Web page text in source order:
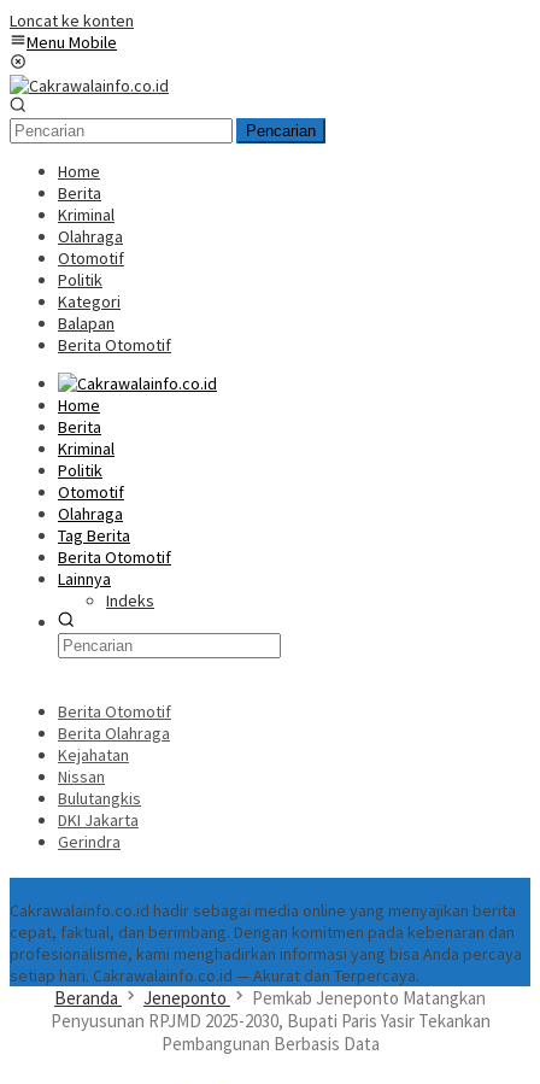
Loncat ke konten
Menu Mobile
Pencarian
Home
Berita
Kriminal
Olahraga
Otomotif
Politik
Kategori
Balapan
Berita Otomotif
Home
Berita
Kriminal
Politik
Otomotif
Olahraga
Tag Berita
Berita Otomotif
Lainnya
Indeks
Berita Otomotif
Berita Olahraga
Kejahatan
Nissan
Bulutangkis
DKI Jakarta
Gerindra
Cakrawalainfo.co.id hadir sebagai media online yang menyajikan berita
cepat, faktual, dan berimbang. Dengan komitmen pada kebenaran dan
profesionalisme, kami menghadirkan informasi yang bisa Anda percaya
setiap hari. Cakrawalainfo.co.id — Akurat dan Terpercaya.
Beranda Jeneponto
Pemkab Jeneponto Matangkan
Penyusunan RPJMD 2025-2030, Bupati Paris Yasir Tekankan
Pembangunan Berbasis Data